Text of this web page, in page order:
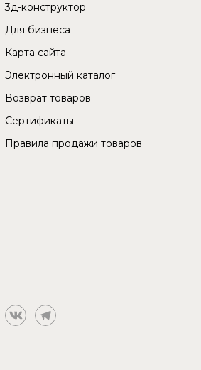
3д-конструктор
Для бизнеса
Карта сайта
Электронный каталог
Возврат товаров
Сертификаты
Правила продажи товаров